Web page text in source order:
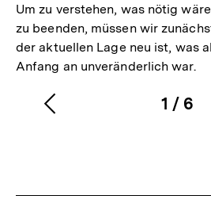
Um zu verstehen, was nötig
zu beenden, müssen wir
der aktuellen Lage neu ist, was
Anfang an unveränderlich war.
1
von
/ 6
Vorherigen